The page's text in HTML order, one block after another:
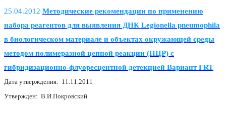
25.04.2012 Методические рекомендации по применению
набора реагентов для выявления ДНК Legionella pneumophila
в биологическом материале и объектах окружающей среды
методом полимеразной цепной реакции (ПЦР) с
гибридизационно-флуоресцентной детекцией Вариант FRT
Дата утверждения: 11.11.2011
Утвержден: В.И.Покровский